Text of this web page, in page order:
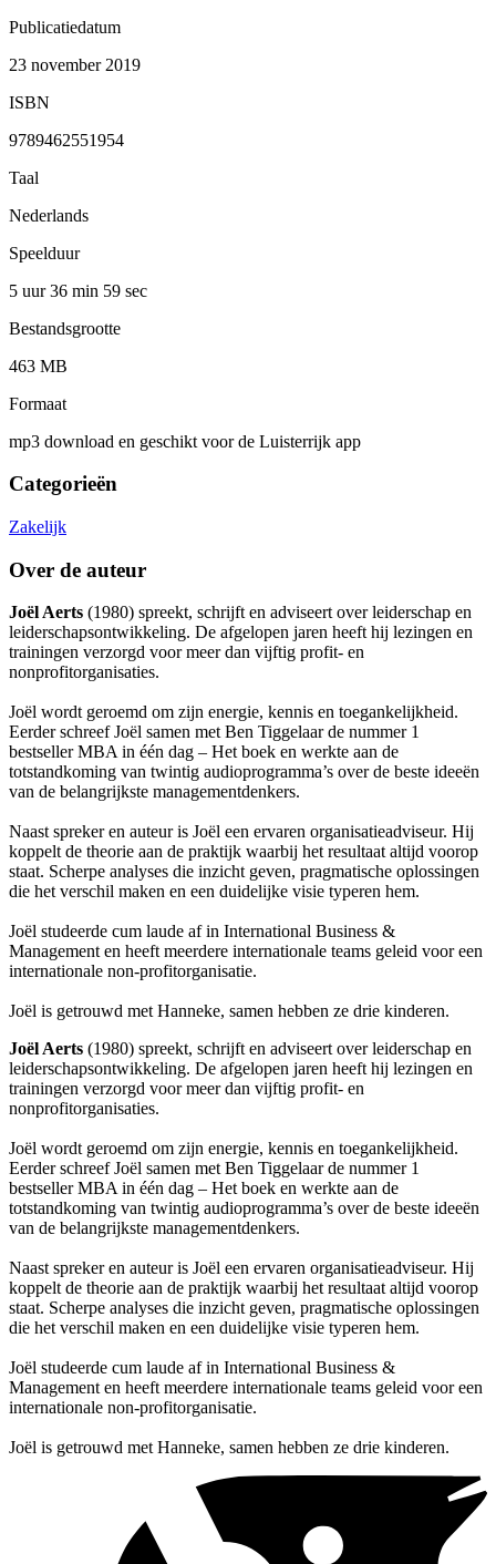
Publicatiedatum
23 november 2019
ISBN
9789462551954
Taal
Nederlands
Speelduur
5 uur 36 min 59 sec
Bestandsgrootte
463 MB
Formaat
mp3 download en geschikt voor de Luisterrijk app
Categorieën
Zakelijk
Over de auteur
Joël Aerts (1980) spreekt, schrijft en adviseert over leiderschap en
leiderschapsontwikkeling. De afgelopen jaren heeft hij lezingen en
trainingen verzorgd voor meer dan vijftig profit- en
nonprofitorganisaties.
Joël wordt geroemd om zijn energie, kennis en toegankelijkheid.
Eerder schreef Joël samen met Ben Tiggelaar de nummer 1
bestseller MBA in één dag – Het boek en werkte aan de
totstandkoming van twintig audioprogramma’s over de beste ideeën
van de belangrijkste managementdenkers.
Naast spreker en auteur is Joël een ervaren organisatieadviseur. Hij
koppelt de theorie aan de praktijk waarbij het resultaat altijd voorop
staat. Scherpe analyses die inzicht geven, pragmatische oplossingen
die het verschil maken en een duidelijke visie typeren hem.
Joël studeerde cum laude af in International Business &
Management en heeft meerdere internationale teams geleid voor een
internationale non-profitorganisatie.
Joël is getrouwd met Hanneke, samen hebben ze drie kinderen.
Joël Aerts (1980) spreekt, schrijft en adviseert over leiderschap en
leiderschapsontwikkeling. De afgelopen jaren heeft hij lezingen en
trainingen verzorgd voor meer dan vijftig profit- en
nonprofitorganisaties.
Joël wordt geroemd om zijn energie, kennis en toegankelijkheid.
Eerder schreef Joël samen met Ben Tiggelaar de nummer 1
bestseller MBA in één dag – Het boek en werkte aan de
totstandkoming van twintig audioprogramma’s over de beste ideeën
van de belangrijkste managementdenkers.
Naast spreker en auteur is Joël een ervaren organisatieadviseur. Hij
koppelt de theorie aan de praktijk waarbij het resultaat altijd voorop
staat. Scherpe analyses die inzicht geven, pragmatische oplossingen
die het verschil maken en een duidelijke visie typeren hem.
Joël studeerde cum laude af in International Business &
Management en heeft meerdere internationale teams geleid voor een
internationale non-profitorganisatie.
Joël is getrouwd met Hanneke, samen hebben ze drie kinderen.